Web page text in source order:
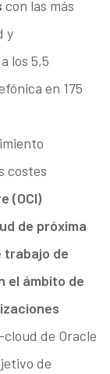
con las más
y
los 5,5
en 175
costes
(OCI)
de próxima
trabajo de
el ámbito de
de Oracle
de